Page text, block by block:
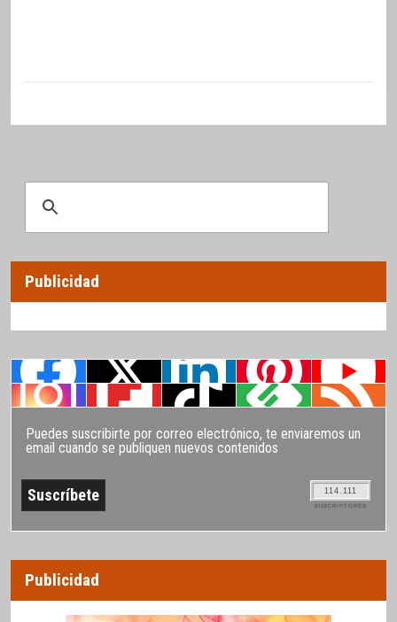
Publicidad
Puedes suscribirte por correo electrónico, te enviaremos un
email cuando se publiquen nuevos contenidos
114.111
SUSCRIPTORES
Publicidad